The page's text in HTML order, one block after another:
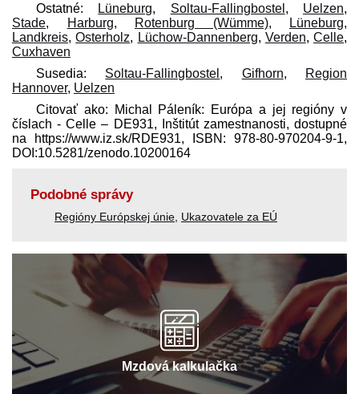
Ostatné: Lüneburg, Soltau-Fallingbostel , Uelzen,
Stade, Harburg, Rotenburg (Wümme),
Lüneburg,
Landkreis,Osterholz, Lüchow-Dannenberg, Verden, Celle,
Cuxhaven
Susedia: Soltau-Fallingbostel , Gifhorn,
Region
Hannover, Uelzen
Citovať ako: Michal Páleník: Európa a jej regióny v
číslach - Celle – DE931, Inštitút zamestnanosti, dostupné
na https://www.iz.sk/​RDE931, ISBN: 978-80-970204-9-1,
DOI:10.5281/zenodo.10200164
Podobné správy
Regióny Európskej únie Ukazovatele za EÚ
Mzdová kalkulačka